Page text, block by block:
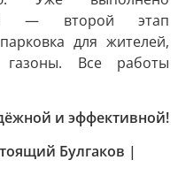
— второй этап
для жителей,
Все работы
и эффективной!
Булгаков |